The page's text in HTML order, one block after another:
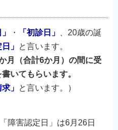
・ 「初診日」
、20歳の誕
」 と言います。
月（合計6か月）の間に受
いてもらいます。
」 と言います。）
障害認定日」は6月26日